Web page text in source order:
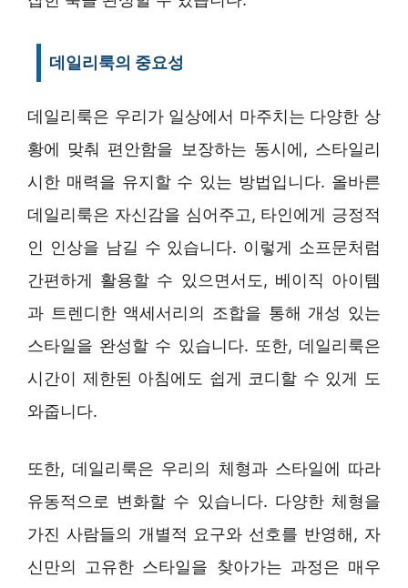
데일리룩의 중요성
데일리룩은 우리가 일상에서 마주치는 다양한 상
황에 맞춰 편안함을 보장하는 동시에, 스타일리
시한 매력을 유지할 수 있는 방법입니다. 올바른
데일리룩은 자신감을 심어주고, 타인에게 긍정적
인 인상을 남길 수 있습니다. 이렇게 소프문처럼
간편하게 활용할 수 있으면서도, 베이직 아이템
과 트렌디한 액세서리의 조합을 통해 개성 있는
스타일을 완성할 수 있습니다. 또한, 데일리룩은
시간이 제한된 아침에도 쉽게 코디할 수 있게 도
와줍니다.
또한, 데일리룩은 우리의 체형과 스타일에 따라
유동적으로 변화할 수 있습니다. 다양한 체형을
가진 사람들의 개별적 요구와 선호를 반영해, 자
신만의 고유한 스타일을 찾아가는 과정은 매우